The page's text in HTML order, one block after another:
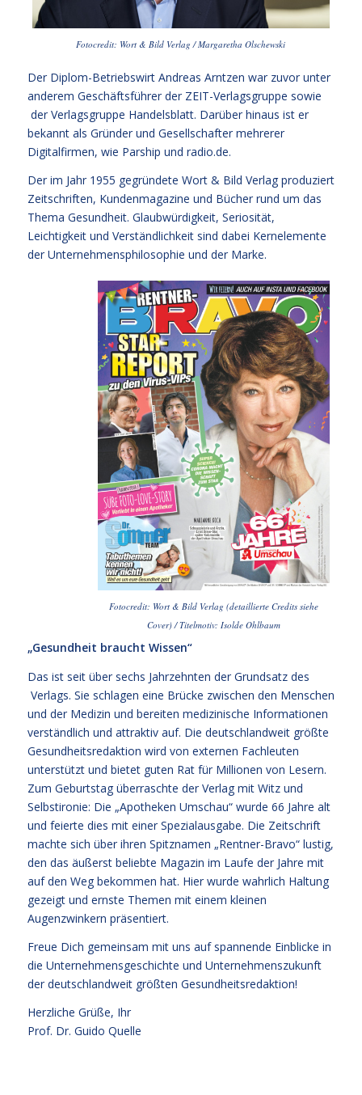
Fotocredit: Wort & Bild Verlag / Margaretha Olschewski
Der Diplom-Betriebswirt Andreas Arntzen war zuvor unter
anderem Geschäftsführer der ZEIT-Verlagsgruppe sowie
der Verlagsgruppe Handelsblatt. Darüber hinaus ist er
bekannt als Gründer und Gesellschafter mehrerer
Digitalfirmen, wie Parship und radio.de.
Der im Jahr 1955 gegründete Wort & Bild Verlag produziert
Zeitschriften, Kundenmagazine und Bücher rund um das
Thema Gesundheit. Glaubwürdigkeit, Seriosität,
Leichtigkeit und Verständlichkeit sind dabei Kernelemente
der Unternehmensphilosophie und der Marke.
Fotocredit: Wort & Bild Verlag (detaillierte Credits siehe
Cover) / Titelmotiv: Isolde Ohlbaum
„Gesundheit braucht Wissen“
Das ist seit über sechs Jahrzehnten der Grundsatz des
Verlags. Sie schlagen eine Brücke zwischen den Menschen
und der Medizin und bereiten medizinische Informationen
verständlich und attraktiv auf. Die deutschlandweit größte
Gesundheitsredaktion wird von externen Fachleuten
unterstützt und bietet guten Rat für Millionen von Lesern.
Zum Geburtstag überraschte der Verlag mit Witz und
Selbstironie: Die „Apotheken Umschau“ wurde 66 Jahre alt
und feierte dies mit einer Spezialausgabe. Die Zeitschrift
machte sich über ihren Spitznamen „Rentner-Bravo“ lustig,
den das äußerst beliebte Magazin im Laufe der Jahre mit
auf den Weg bekommen hat. Hier wurde wahrlich Haltung
gezeigt und ernste Themen mit einem kleinen
Augenzwinkern präsentiert.
Freue Dich gemeinsam mit uns auf spannende Einblicke in
die Unternehmensgeschichte und Unternehmenszukunft
der deutschlandweit größten Gesundheitsredaktion!
Herzliche Grüße, Ihr
Prof. Dr. Guido Quelle